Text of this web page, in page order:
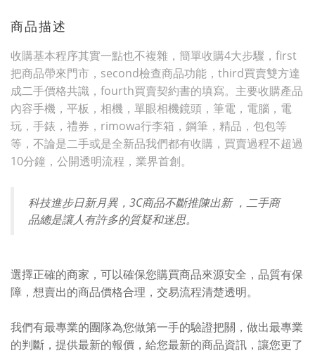
商品描述
收購基本程序其實一點也不複雜，簡單收購4大步驟，first
把商品帶來門市，second檢查商品功能，third買賣雙方達
成二手價格共識，fourth買賣契約書的填寫。主要收購產品
內容手機，平板，相機，單眼相機鏡頭，筆電，電腦，電
玩，手錶，禮券，rimowa行李箱，鋼筆，精品，包包等
等，不論是二手或是全新品我們都有收購，買賣過程不超過
10分鐘，公開透明流程，業界首創。
科技進步日新月異，3C商品不斷推陳出新 ，二手商
品總是讓人有許多的質疑和迷思。
選擇正確的商家，可以確保您購買商品來源安全，品質有保
障，想賣出的商品價格合理，交易流程清楚透明。
我們有最專業的團隊為您做第一手的驗證把關，做出最專業
的判斷，提供最新的報價，給您最新的商品資訊，讓您更了